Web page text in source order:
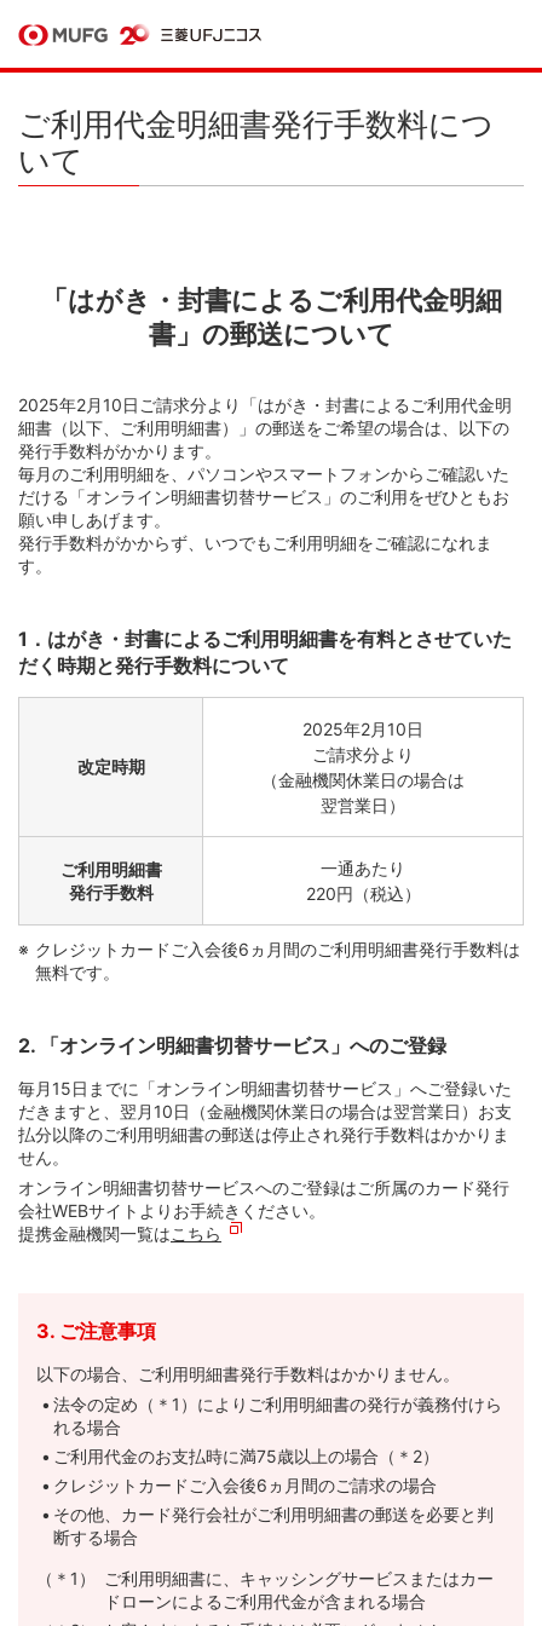
ご利用代金明細書発行手数料につ
いて
「はがき・封書によるご利用代金明細
書」の郵送について
2025年2月10日ご請求分より「はがき・封書によるご利用代金明
細書（以下、ご利用明細書）」の郵送をご希望の場合は、以下の
発行手数料がかかります。
毎月のご利用明細を、パソコンやスマートフォンからご確認いた
だける「オンライン明細書切替サービス」のご利用をぜひともお
願い申しあげます。
発行手数料がかからず、いつでもご利用明細をご確認になれま
す。
1．はがき・封書によるご利用明細書を有料とさせていた
だく時期と発行手数料について
改定時期
2025年2月10日
ご請求分より
（金融機関休業日の場合は
翌営業日）
ご利用明細書
発行手数料
一通あたり
220円（税込）
クレジットカードご入会後6ヵ月間のご利用明細書発行手数料は
無料です。
2. 「オンライン明細書切替サービス」へのご登録
毎月15日までに「オンライン明細書切替サービス」へご登録いた
だきますと、翌月10日（金融機関休業日の場合は翌営業日）お支
払分以降のご利用明細書の郵送は停止され発行手数料はかかりま
せん。
オンライン明細書切替サービスへのご登録はご所属のカード発行
会社WEBサイトよりお手続きください。
提携金融機関一覧はこちら
3. ご注意事項
以下の場合、ご利用明細書発行手数料はかかりません。
法令の定め（＊1）によりご利用明細書の発行が義務付けら
れる場合
ご利用代金のお支払時に満75歳以上の場合（＊2）
クレジットカードご入会後6ヵ月間のご請求の場合
その他、カード発行会社がご利用明細書の郵送を必要と判
断する場合
（＊1）
ご利用明細書に、キャッシングサービスまたはカー
ドローンによるご利用代金が含まれる場合